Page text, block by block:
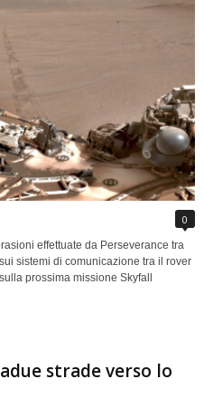
0
effettuate da Perseverance tra
sistemi di comunicazione tra il rover
prossima missione Skyfall
strade verso lo